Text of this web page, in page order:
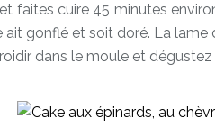
faites cuire 45 minutes
ait gonflé et soit doré. La lame
dans le moule et dégustez